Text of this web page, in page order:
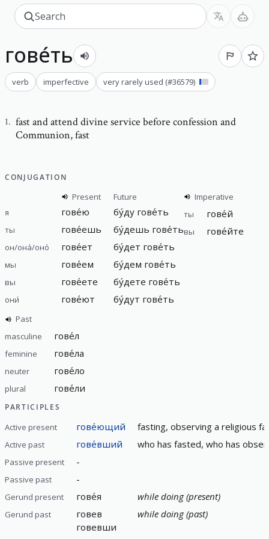
гове́ть
verb imperfective very rarely used (#36579)
1. fast and attend divine service before confession and
Communion,fast
CONJUGATION
Present
Future
я
гове́ю бу́ду гове́ть
ты гове́ешь бу́дешь гове́ть
он/она́/оно́ гове́ет бу́дет гове́ть
мы гове́ем бу́дем гове́ть
вы гове́ете бу́дете гове́ть
они́ гове́ют бу́дут гове́ть
Imperative
ты
гове́й
вы гове́йте
Past
masculine
гове́л
feminine гове́ла
neuter гове́ло
plural гове́ли
PARTICIPLES
Active present гове́ющий fasting, observing a religious
Active past гове́вший who has fasted, who has
Passive present -
Passive past -
Gerund present гове́я while doing (present)
Gerund past
говев
говевши
while doing (past)